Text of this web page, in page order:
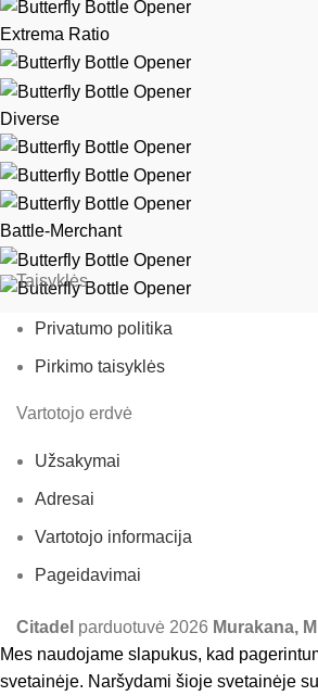
Extrema Ratio
Diverse
Battle-Merchant
Taisyklės
Privatumo politika
Pirkimo taisyklės
Vartotojo erdvė
Užsakymai
Adresai
Vartotojo informacija
Pageidavimai
Citadel parduotuvė 2026 Murakana,
Mes naudojame slapukus, kad
svetainėje. Naršydami šioje svetainėje